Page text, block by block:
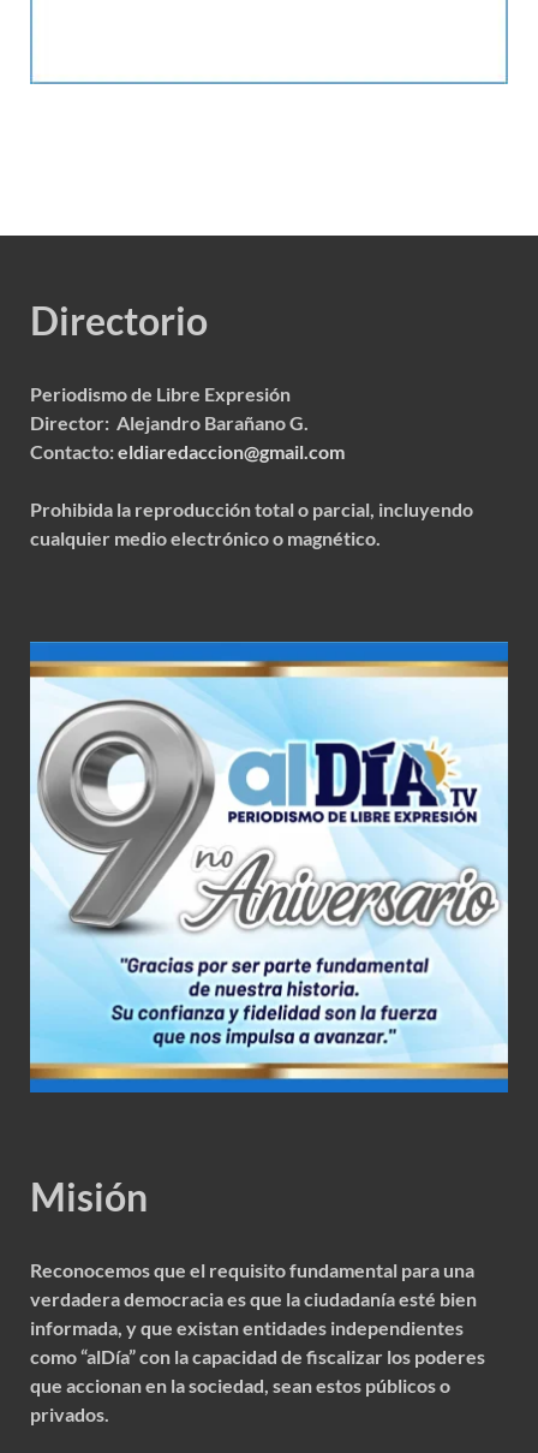
Directorio
Periodismo de Libre Expresión
Director: Alejandro Barañano G.
Contacto:eldiaredaccion@gmail.com
Prohibida la reproducción total o parcial, incluyendo
cualquier medio electrónico o magnético.
Misión
Reconocemos que el requisito fundamental para una
verdadera democracia es que la ciudadanía esté bien
informada, y que existan entidades independientes
como “alDía” con la capacidad de fiscalizar los poderes
que accionan en la sociedad, sean estos públicos o
privados.